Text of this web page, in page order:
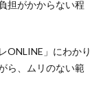
担がかからない程
ONLINE」にわかり
ら、ムリのない範